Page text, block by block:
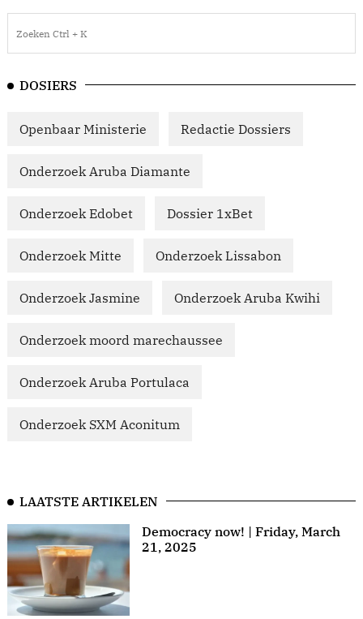
DOSIERS
Openbaar Ministerie Redactie Dossiers
Onderzoek Aruba Diamante
Onderzoek Edobet Dossier 1xBet
Onderzoek Mitte Onderzoek Lissabon
Onderzoek Jasmine Onderzoek Aruba Kwihi
Onderzoek moord marechaussee
Onderzoek Aruba Portulaca
Onderzoek SXM Aconitum
LAATSTE ARTIKELEN
Democracy now! | Friday, March
21, 2025